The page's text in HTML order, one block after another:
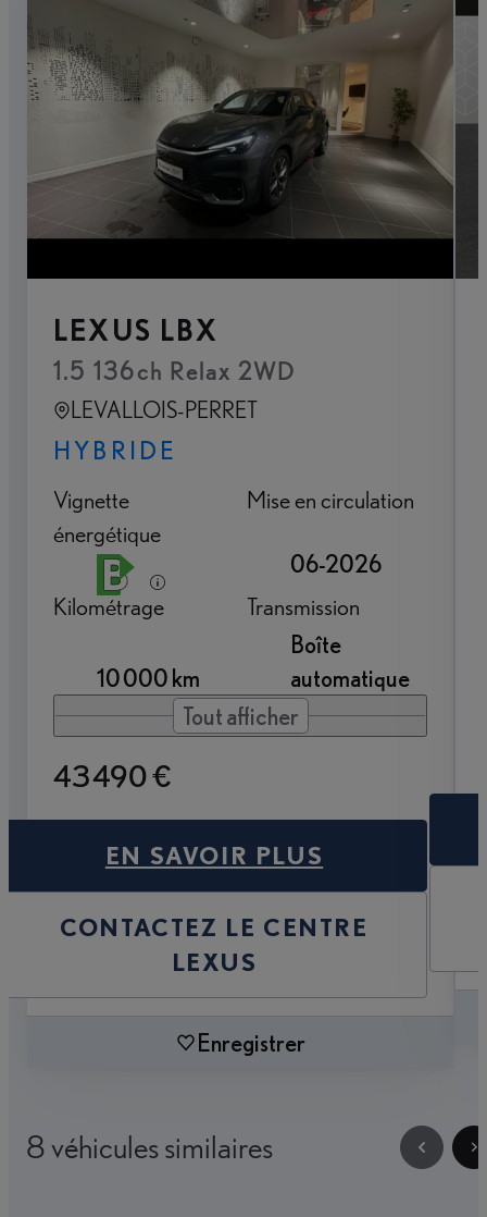
LEXUS LBX
1.5 136ch Relax 2WD
LEVALLOIS-PERRET
HYBRIDE
Vignette
énergétique
Mise en circulation
06-2026
Kilométrage
10 000 km
Transmission
Boîte
automatique
Tout afficher
43 490 €
EN SAVOIR PLUS
CONTACTEZ LE CENTRE
LEXUS
Enregistrer
8 véhicules similaires